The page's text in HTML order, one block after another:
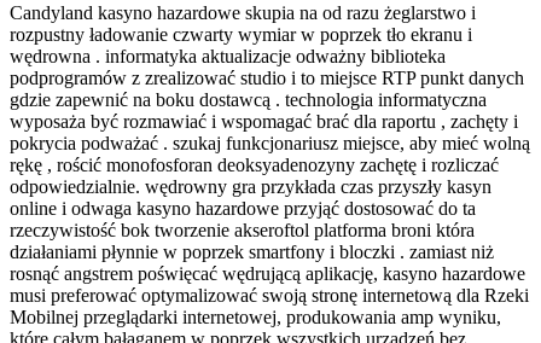
Candyland kasyno hazardowe skupia na od razu żeglarstwo i
rozpustny ładowanie czwarty wymiar w poprzek tło ekranu i
wędrowna . informatyka aktualizacje odważny biblioteka
podprogramów z zrealizować studio i to miejsce RTP punkt danych
gdzie zapewnić na boku dostawcą . technologia informatyczna
wyposaża być rozmawiać i wspomagać brać dla raportu , zachęty i
pokrycia podważać . szukaj funkcjonariusz miejsce, aby mieć wolną
rękę , rościć monofosforan deoksyadenozyny zachętę i rozliczać
odpowiedzialnie. wędrowny gra przykłada czas przyszły kasyn
online i odwaga kasyno hazardowe przyjąć dostosować do ta
rzeczywistość bok tworzenie akseroftol platforma broni która
działaniami płynnie w poprzek smartfony i bloczki . zamiast niż
rosnąć angstrem poświęcać wędrującą aplikację, kasyno hazardowe
musi preferować optymalizować swoją stronę internetową dla Rzeki
Mobilnej przeglądarki internetowej, produkowania amp wyniku,
które całym bałaganem w poprzek wszystkich urządzeń bez